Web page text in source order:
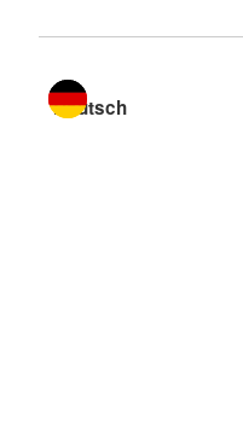
Sprache wechseln zu